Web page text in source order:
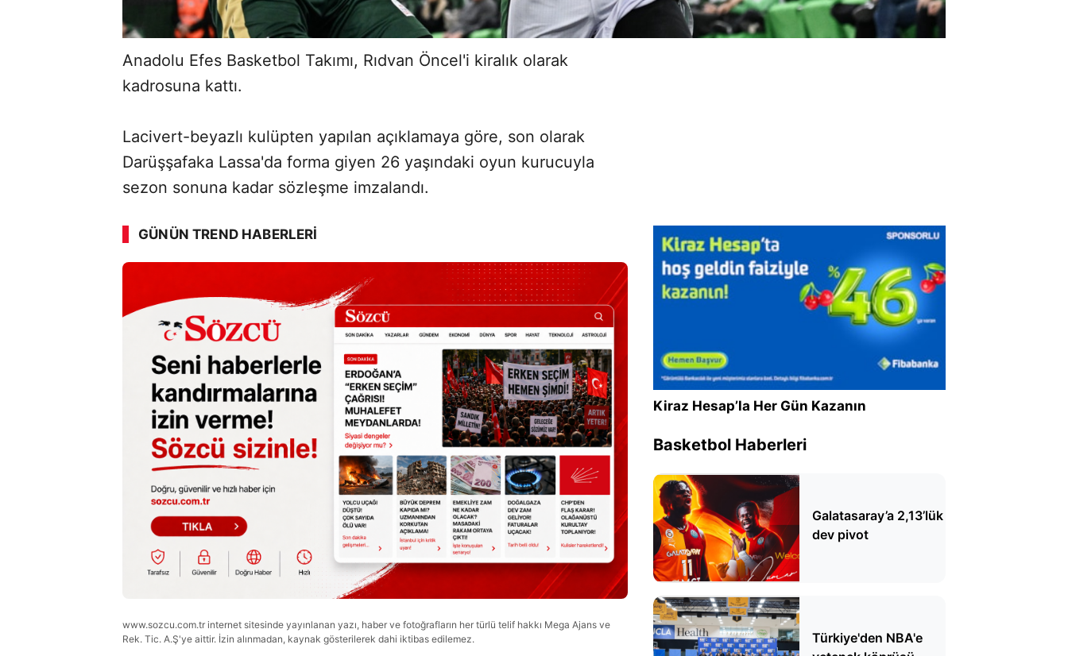
Anadolu Efes Basketbol Takımı, Rıdvan Öncel'i kiralık olarak
kadrosuna kattı.
Lacivert-beyazlı kulüpten yapılan açıklamaya göre, son olarak
Darüşşafaka Lassa'da forma giyen 26 yaşındaki oyun kurucuyla
sezon sonuna kadar sözleşme imzalandı.
GÜNÜN TREND HABERLERI
www.sozcu.com.tr internet sitesinde yayınlanan yazı, haber ve fotoğrafların her türlü telif hakkı Mega Ajans ve
Rek. Tic. A.Ş'ye aittir. İzin alınmadan, kaynak gösterilerek dahi iktibas edilemez.
Kiraz Hesap’la Her Gün Kazanın
Basketbol Haberleri
Galatasaray’a 2,13’lük
dev pivot
Türkiye'den NBA'e